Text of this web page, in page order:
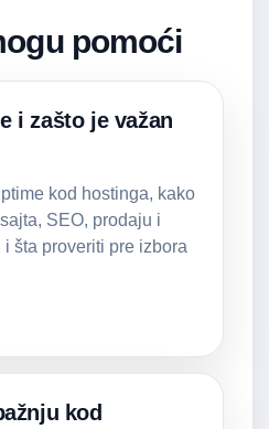
pomoći
i zašto je važan
kod hostinga, kako
SEO, prodaju i
šta proveriti pre izbora
kod